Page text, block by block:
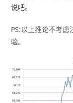
说吧。
PS:以上推论不考
验。